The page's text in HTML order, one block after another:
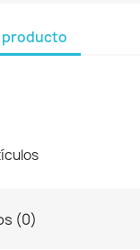
producto
(0)